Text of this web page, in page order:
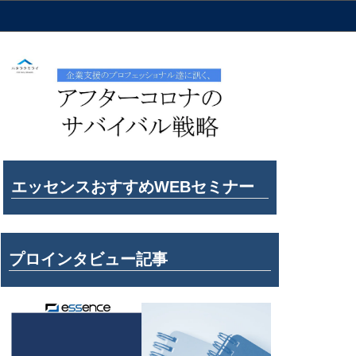
エッセンスおすすめWEBセミナー
プロインタビュー記事